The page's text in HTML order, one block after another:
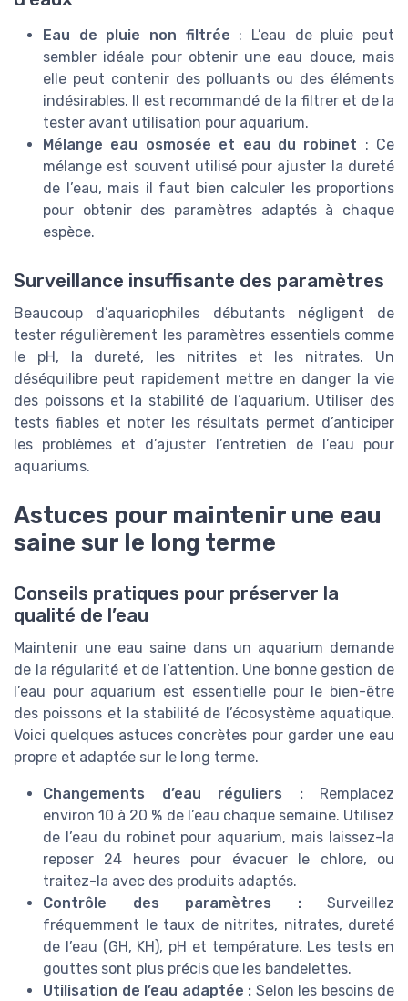
Eau de pluie non filtrée : L’eau de pluie peut
sembler idéale pour obtenir une eau douce, mais
elle peut contenir des polluants ou des éléments
indésirables. Il est recommandé de la filtrer et de la
tester avant utilisation pour aquarium.
Mélange eau osmosée et eau du robinet : Ce
mélange est souvent utilisé pour ajuster la dureté
de l’eau, mais il faut bien calculer les proportions
pour obtenir des paramètres adaptés à chaque
espèce.
Surveillance insuffisante des paramètres
Beaucoup d’aquariophiles débutants négligent de
tester régulièrement les paramètres essentiels comme
le pH, la dureté, les nitrites et les nitrates. Un
déséquilibre peut rapidement mettre en danger la vie
des poissons et la stabilité de l’aquarium. Utiliser des
tests fiables et noter les résultats permet d’anticiper
les problèmes et d’ajuster l’entretien de l’eau pour
aquariums.
Astuces pour maintenir une eau
saine sur le long terme
Conseils pratiques pour préserver la
qualité de l’eau
Maintenir une eau saine dans un aquarium demande
de la régularité et de l’attention. Une bonne gestion de
l’eau pour aquarium est essentielle pour le bien-être
des poissons et la stabilité de l’écosystème aquatique.
Voici quelques astuces concrètes pour garder une eau
propre et adaptée sur le long terme.
Changements d’eau réguliers :Remplacez
environ 10 à 20 % de l’eau chaque semaine. Utilisez
de l’eau du robinet pour aquarium, mais laissez-la
reposer 24 heures pour évacuer le chlore, ou
traitez-la avec des produits adaptés.
Contrôle des paramètres :Surveillez
fréquemment le taux de nitrites, nitrates, dureté
de l’eau (GH, KH), pH et température. Les tests en
gouttes sont plus précis que les bandelettes.
Utilisation de l’eau adaptée : Selon les besoins de